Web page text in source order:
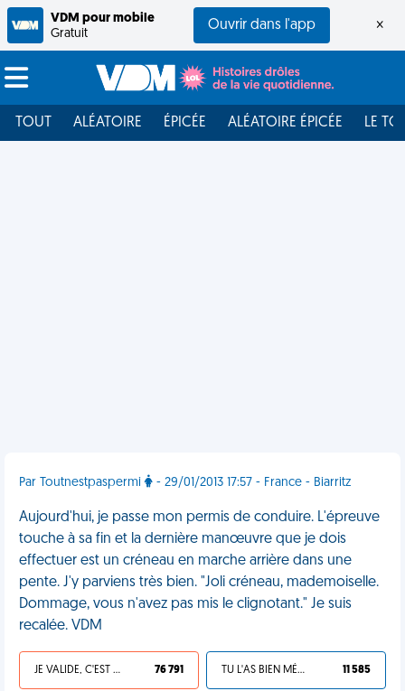
VDM pour mobile
Gratuit
Ouvrir dans l'app ×
TOUT ALÉATOIRE ÉPICÉE ALÉATOIRE ÉPICÉE LE
Par Toutnestpaspermi - 29/01/2013 17:57 - France - Biarritz
Aujourd'hui, je passe mon permis de conduire. L'épreuve
touche à sa fin et la dernière manœuvre que je dois
effectuer est un créneau en marche arrière dans une
pente. J'y parviens très bien. "Joli créneau, mademoiselle.
Dommage, vous n'avez pas mis le clignotant." Je suis
recalée. VDM
JE VALIDE, C'EST UNE VDM 76 791 TU L'AS BIEN MÉRITÉ 11 585